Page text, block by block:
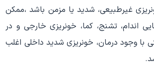
غیرطبیعی، شدید یا مزمن باشد ،ممکن
اندام، تشنج، کما، خونریزی خارجی و در
با وجود درمان، خونریزی شدید داخلی اغلب